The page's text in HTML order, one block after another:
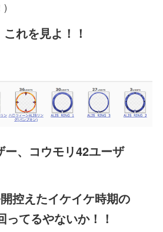
)
れを見よ！！
ー、コウモリ42ユーザ
控えたイケイケ時期の
てるやないか！！